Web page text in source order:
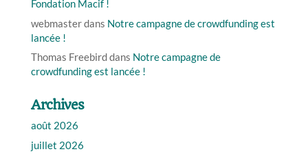
Fondation Macif !
webmasterdans Notre campagne de crowdfunding est
lancée !
Thomas Freebirddans Notre campagne de
crowdfunding est lancée !
Archives
août 2026
juillet 2026